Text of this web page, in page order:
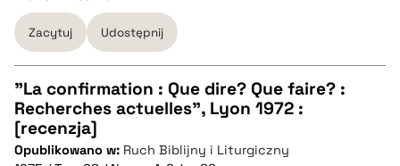
BIBTEX
pobierz cytat
Zacytuj Udostępnij
CZYSTY TEKST
"La confirmation : Que dire? Que faire? :
Recherches actuelles", Lyon 1972 :
[recenzja]
Opublikowano w: Ruch Biblijny i Liturgiczny